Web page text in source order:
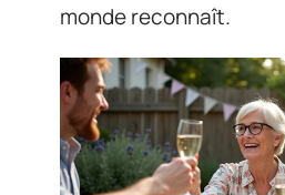
monde reconnaît.